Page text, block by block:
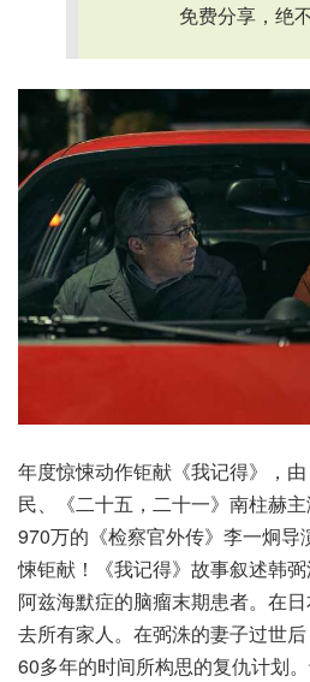
免费分享，绝
年度惊悚动作钜献《我记得》，
民、《二十五，二十一》南柱赫
970万的《检察官外传》李一炯导
悚钜献！《我记得》故事叙述韩
阿兹海默症的脑瘤末期患者。在
去所有家人。在弼洙的妻子过世
60多年的时间所构思的复仇计划